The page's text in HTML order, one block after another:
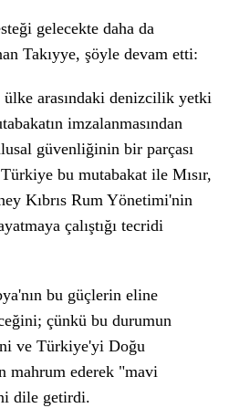
gelecekte daha da
Takıyye, şöyle devam etti:
ülke arasındaki denizcilik yetki
imzalanmasından
güvenliğinin bir parçası
bu mutabakat ile Mısır,
Kıbrıs Rum Yönetimi'nin
çalıştığı tecridi
bu güçlerin eline
çünkü bu durumun
ve Türkiye'yi Doğu
mahrum ederek "mavi
dile getirdi.